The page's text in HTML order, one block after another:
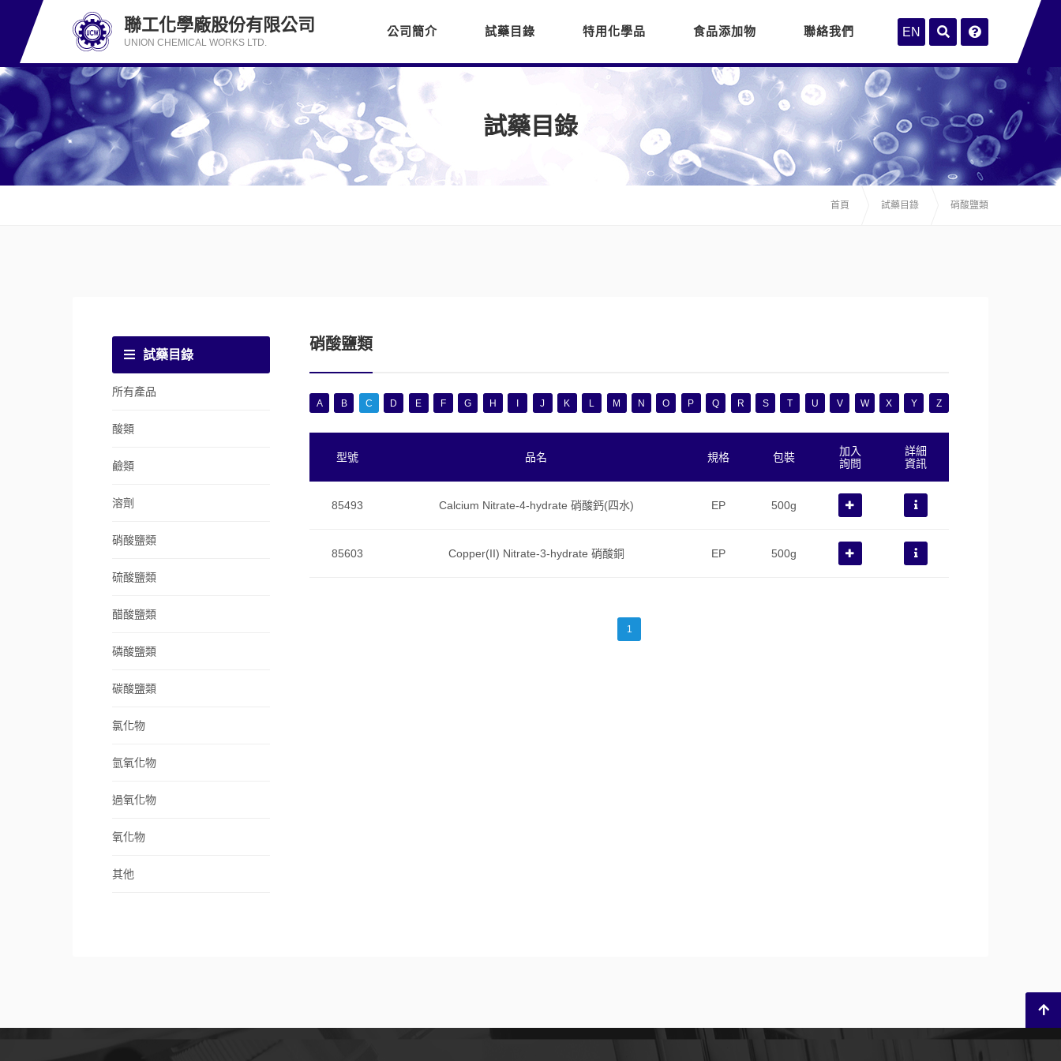
試藥目錄
首頁 試藥目錄 硝酸鹽類
試藥目錄
所有產品
酸類
鹼類
溶劑
硝酸鹽類
硫酸鹽類
醋酸鹽類
磷酸鹽類
碳酸鹽類
氯化物
氫氧化物
過氧化物
氧化物
其他
硝酸鹽類
A B C D E F G H J K L M N O P Q R S T U V W X Y Z
型號 品名 規格 包裝
加入
詢問
詳細
資訊
85493 Calcium Nitrate-4-hydrate 硝酸鈣(四水) EP 500g
85603 Copper(II) Nitrate-3-hydrate 硝酸銅 EP 500g
1
聯工化學廠股份有限公司
UNION CHEMICAL WORKS LTD.
公司簡介 試藥目錄 特用化學品 食品添加物 聯絡我們 EN